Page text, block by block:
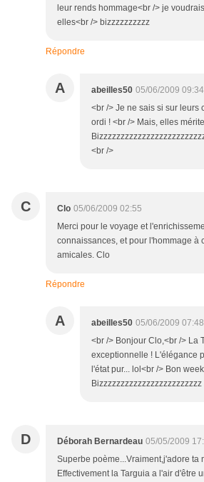
leur rends hommage<br /> je
elles<br /> bizzzzzzzzzz
Répondre
A abeilles50 05/06/2009 09:34
<br /> Je ne sais si sur leurs
ordi ! <br /> Mais, elles
<br />
C Clo 05/06/2009 02:55
Merci pour le voyage et
connaissances, et pour l'hommage à
amicales. Clo
Répondre
A abeilles50 05/06/2009 07:48
<br /> Bonjour Clo,<br /> La
exceptionnelle ! L'élégance
l'état pur... lol<br /> Bon
D Déborah Bernardeau 05/05/2009
Superbe poème...Vraiment,j'adore ta
Effectivement la Targuia a l'air d'être